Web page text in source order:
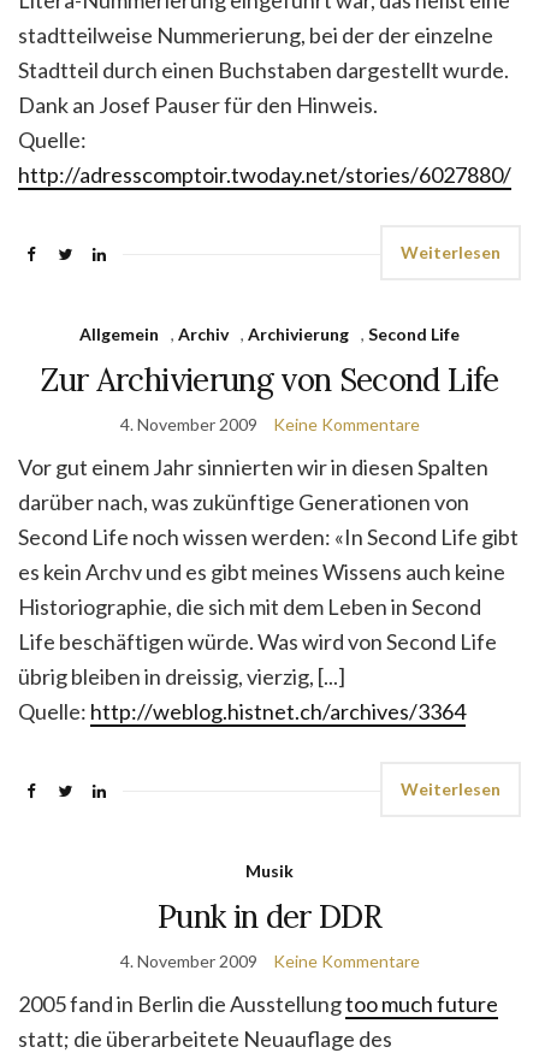
stadtteilweise Nummerierung, bei der der einzelne
Stadtteil durch einen Buchstaben dargestellt wurde.
Dank an Josef Pauser für den Hinweis.
Quelle:
http://adresscomptoir.twoday.net/stories/6027880/
Weiterlesen
Allgemein , Archiv , Archivierung , Second Life
Zur Archivierung von Second Life
4. November 2009 Keine Kommentare
Vor gut einem Jahr sinnierten wir in diesen Spalten
darüber nach, was zukünftige Generationen von
Second Life noch wissen werden: «In Second Life gibt
es kein Archv und es gibt meines Wissens auch keine
Historiographie, die sich mit dem Leben in Second
Life beschäftigen würde. Was wird von Second Life
übrig bleiben in dreissig, vierzig, [...]
Quelle: http://weblog.histnet.ch/archives/3364
Weiterlesen
Musik
Punk in der DDR
4. November 2009 Keine Kommentare
2005 fand in Berlin die Ausstellungtoo much future
statt; die überarbeitete Neuauflage des